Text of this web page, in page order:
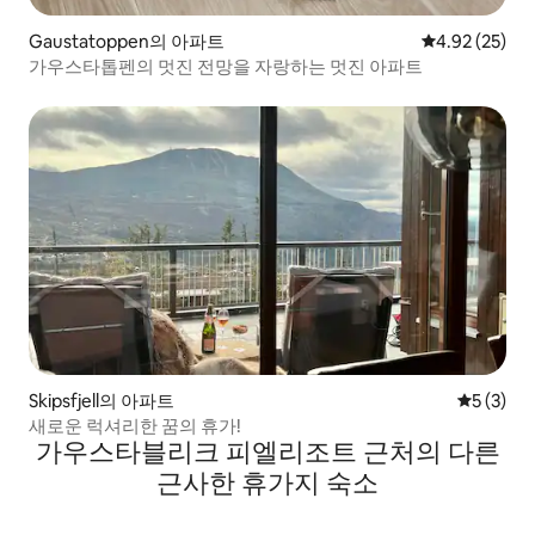
Gaustatoppen의 아파트 평점 4.92점(5
4.92 (25)
가우스타톱펜의 멋진 전망을 자랑하는 멋진 아파트
Skipsfjell의 아파트 평점 5점
5 (3)
새로운 럭셔리한 꿈의 휴가!
가우스타블리크 피엘리조트 근처의 다른
근사한 휴가지 숙소